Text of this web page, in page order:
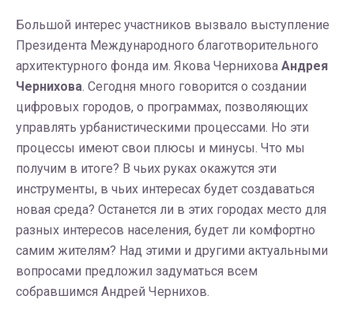
Большой интерес участников вызвало выступление
Президента Международного благотворительного
архитектурного фонда им. Якова Чернихова Андрея
Чернихова. Сегодня много говорится о создании
цифровых городов, о программах, позволяющих
управлять урбанистическими процессами. Но эти
процессы имеют свои плюсы и минусы. Что мы
получим в итоге? В чьих руках окажутся эти
инструменты, в чьих интересах будет создаваться
новая среда? Останется ли в этих городах место для
разных интересов населения, будет ли комфортно
самим жителям? Над этими и другими актуальными
вопросами предложил задуматься всем
собравшимся Андрей Чернихов.